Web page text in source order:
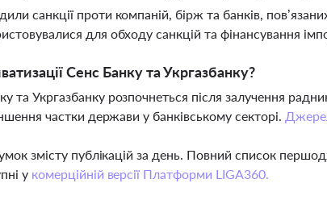
санкції проти компаній, бірж та банків,
для обходу санкцій та фінансування
Сенс Банку та Укргазбанку?
Укргазбанку розпочнеться після залучення
частки держави у банківському секторі.
змісту публікацій за день. Повний список
у комерційній версії Платформи LIGA360.